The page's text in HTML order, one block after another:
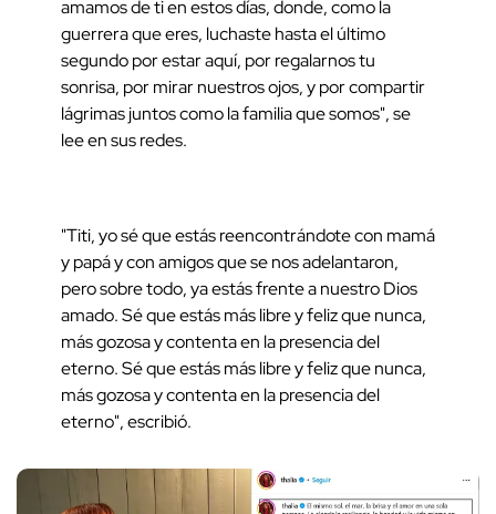
amamos de ti en estos días, donde, como la
guerrera que eres, luchaste hasta el último
segundo por estar aquí, por regalarnos tu
sonrisa, por mirar nuestros ojos, y por compartir
lágrimas juntos como la familia que somos", se
lee en sus redes.
"Titi, yo sé que estás reencontrándote con mamá
y papá y con amigos que se nos adelantaron,
pero sobre todo, ya estás frente a nuestro Dios
amado. Sé que estás más libre y feliz que nunca,
más gozosa y contenta en la presencia del
eterno. Sé que estás más libre y feliz que nunca,
más gozosa y contenta en la presencia del
eterno", escribió.